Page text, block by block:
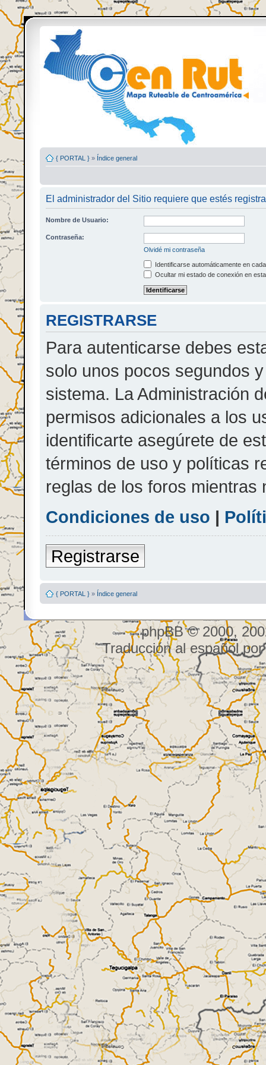
{ PORTAL } » Índice general
El administrador del Sitio requiere que estés
Nombre de Usuario:
Contraseña:
Olvidé mi contraseña
Identificarse automáticamente en
Ocultar mi estado de conexión en
REGISTRARSE
Para autenticarse debes
solo unos pocos segundos
sistema. La Administración
permisos adicionales a los
identificarte asegúrete de
términos de uso y políticas
reglas de los foros mientras
Condiciones de uso |
Registrarse
{ PORTAL } » Índice general
phpBB © 2000,
Traducción al español